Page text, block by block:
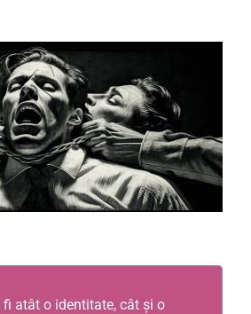
fi atât o identitate, cât și o